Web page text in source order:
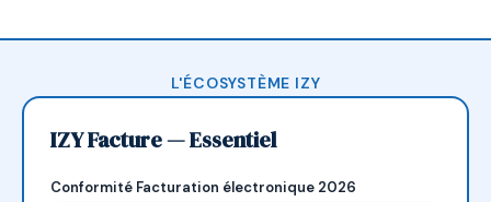
L'ÉCOSYSTÈME IZY
IZY Facture — Essentiel
Conformité Facturation électronique 2026